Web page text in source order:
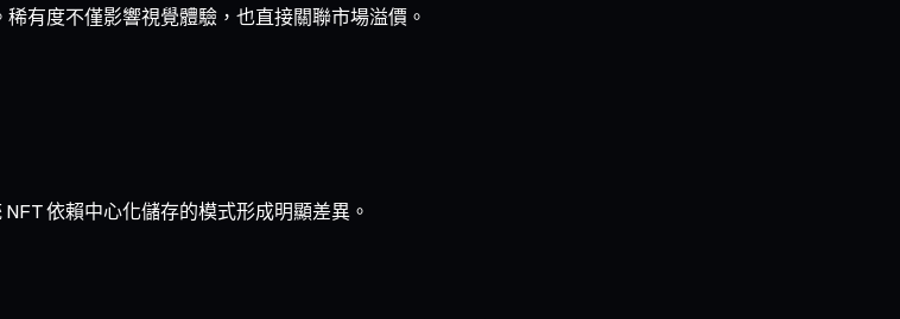
有度不僅影響視覺體驗，也直接關聯市場溢價。
依賴中心化儲存的模式形成明顯差異。